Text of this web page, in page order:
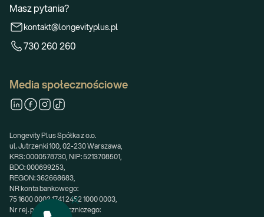
Masz pytania?
kontakt@longevityplus.pl
730 260 260
Media społecznościowe
Longevity Plus Spółka z o.o.
ul. Jutrzenki 100, 02-230 Warszawa,
KRS: 0000578730, NIP: 5213708501,
BDO: 000699253,
REGON: 362668683,
NR konta bankowego:
75 1600 0003 1741 2452 1000 0003,
Nr rej. podmiotu leczniczego: